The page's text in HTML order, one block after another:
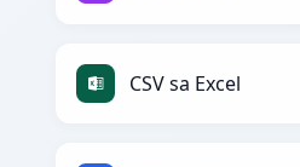
CSV sa Excel